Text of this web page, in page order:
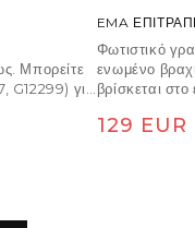
Μπορείτε
G12299) για
EMA
Φωτιστικό
ενωμένο
βρίσκεται
μπορεί να
Κανονική
129 EUR